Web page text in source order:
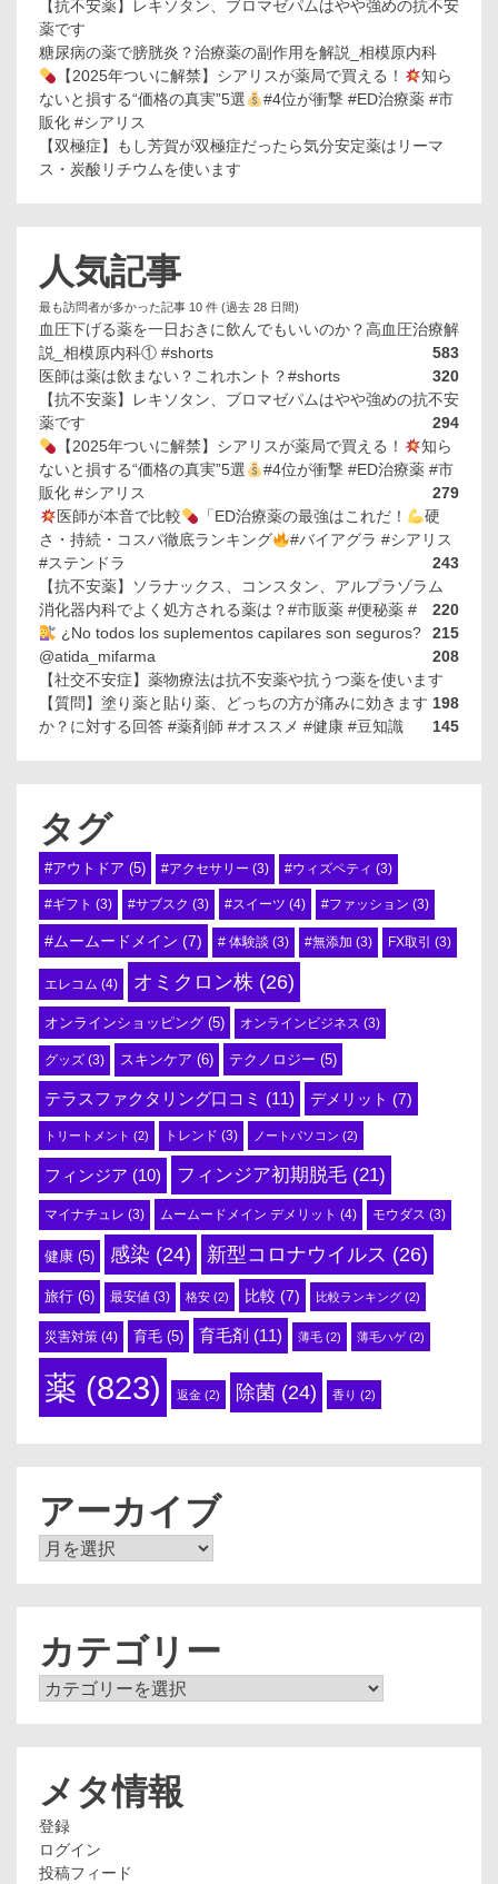
【抗不安薬】レキソタン、ブロマゼパムはやや強めの抗不安
薬です
糖尿病の薬で膀胱炎？治療薬の副作用を解説_相模原内科
【2025年ついに解禁】シアリスが薬局で買える！
知ら
ないと損する“価格の真実”5選
#4位が衝撃 #ED治療薬 #市
販化 #シアリス
【双極症】もし芳賀が双極症だったら気分安定薬はリーマ
ス・炭酸リチウムを使います
人気記事
最も訪問者が多かった記事 10 件 (過去 28 日間)
血圧下げる薬を一日おきに飲んでもいいのか？高血圧治療解
説_相模原内科① #shorts
583
医師は薬は飲まない？これホント？#shorts
320
【抗不安薬】レキソタン、ブロマゼパムはやや強めの抗不安
薬です
294
【2025年ついに解禁】シアリスが薬局で買える！
知ら
ないと損する“価格の真実”5選
#4位が衝撃 #ED治療薬 #市
販化 #シアリス
279
医師が本音で比較
「ED治療薬の最強はこれだ！
硬
さ・持続・コスパ徹底ランキング
#バイアグラ #シアリス
#ステンドラ
243
【抗不安薬】ソラナックス、コンスタン、アルプラゾラム
220
消化器内科でよく処方される薬は？#市販薬 #便秘薬 #
215
¿No todos los suplementos capilares son seguros?
@atida_mifarma
208
【社交不安症】薬物療法は抗不安薬や抗うつ薬を使います
198
【質問】塗り薬と貼り薬、どっちの方が痛みに効きます
か？に対する回答 #薬剤師 #オススメ #健康 #豆知識
145
タグ
#アウトドア (5) #アクセサリー (3) #ウィズペティ (3)
#ギフト (3) #サブスク (3) #スイーツ (4) #ファッション (3)
#ムームードメイン (7) # 体験談 (3) #無添加 (3) FX取引 (3)
エレコム (4) オミクロン株 (26)
オンラインショッピング (5) オンラインビジネス (3)
グッズ (3) スキンケア (6) テクノロジー (5)
テラスファクタリング口コミ (11) デメリット (7)
トリートメント (2) トレンド (3) ノートパソコン (2)
フィンジア (10) フィンジア初期脱毛 (21)
マイナチュレ (3) ムームードメイン デメリット (4) モウダス (3)
健康 (5) 感染 (24) 新型コロナウイルス (26)
旅行 (6) 最安値 (3) 格安 (2) 比較 (7) 比較ランキング (2)
災害対策 (4) 育毛 (5) 育毛剤 (11) 薄毛 (2) 薄毛ハゲ(2)
薬 (823) 返金 (2) 除菌 (24) 香り (2)
アーカイブ
ア
カテゴリー
カ
メタ情報
登録
ログイン
投稿フィード